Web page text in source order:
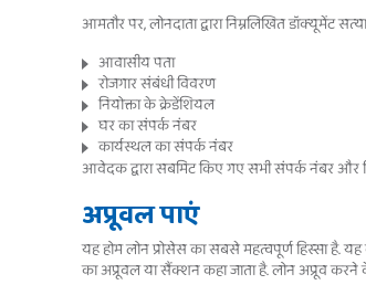
आमतौर पर, लोनदाता द्वारा निम्नलिखित डॉक्यूमेंट
आवासीय पता
रोजगार संबंधी विवरण
नियोक्ता के क्रेडेंशियल
घर का संपर्क नंबर
कार्यस्थल का संपर्क नंबर
आवेदक द्वारा सबमिट किए गए सभी संपर्क नंबर और
अप्रूवल पाएं
यह होम लोन प्रोसेस का सबसे महत्वपूर्ण हिस्सा है.
का अप्रूवल या सैंक्शन कहा जाता है. लोन अप्रूव करने